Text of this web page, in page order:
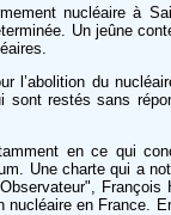
nucléaire à
Un jeûne
l’abolition du
restés sans
en ce qui
Une charte qui a
François
en France.